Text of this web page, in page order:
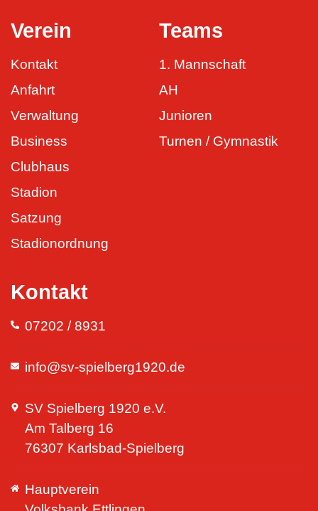
Verein
Kontakt
Anfahrt
Verwaltung
Business
Clubhaus
Stadion
Satzung
Stadionordnung
Teams
1. Mannschaft
AH
Junioren
Turnen / Gymnastik
Kontakt
07202 / 8931
info@sv-spielberg1920.de
SV Spielberg 1920 e.V.
Am Talberg 16
76307 Karlsbad-Spielberg
Hauptverein